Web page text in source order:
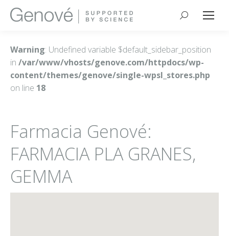
Buscar:
Warning: Undefined variable $default_sidebar_position
in /var/www/vhosts/genove.com/httpdocs/wp-
content/themes/genove/single-wpsl_stores.php
on line 18
Farmacia Genové:
FARMACIA PLA GRANES,
GEMMA